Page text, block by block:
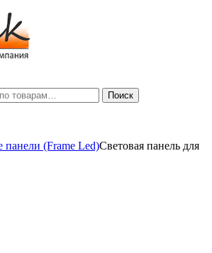
Поиск
панели (Frame Led)Световая панель для